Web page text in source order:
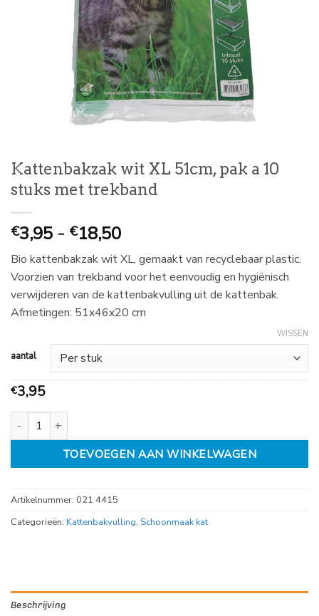
Kattenbakzak wit XL 51cm, pak a 10
stuks met trekband
€3,95 - €18,50Prijsklasse:
€
3,95
tot
€
18,50
Bio kattenbakzak wit XL, gemaakt van recyclebaar plastic.
Voorzien van trekband voor het eenvoudig en hygiënisch
verwijderen van de kattenbakvulling uit de kattenbak.
Afmetingen: 51x46x20 cm
aantal
WISSEN
€3,95
Kattenbakzak wit XL 51cm, pak a 10 stuks met trekband aantal
TOEVOEGEN AAN WINKELWAGEN
Artikelnummer: 021 4415
Categorieën: Kattenbakvulling, Schoonmaak kat
Beschrijving